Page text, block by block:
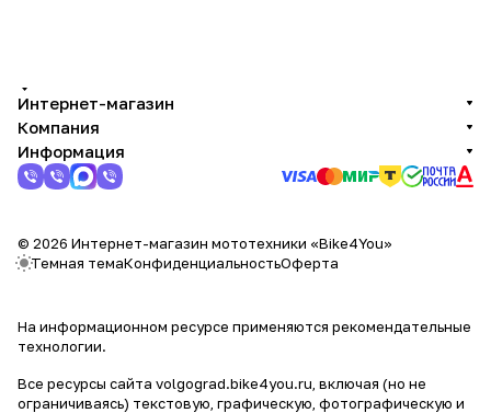
Интернет-магазин
Компания
Информация
© 2026 Интернет-магазин мототехники «Bike4You»
Темная темаКонфиденциальностьОферта
На информационном ресурсе применяются рекомендательные
технологии.
Все ресурсы сайта volgograd.bike4you.ru, включая (но не
ограничиваясь) текстовую, графическую, фотографическую и